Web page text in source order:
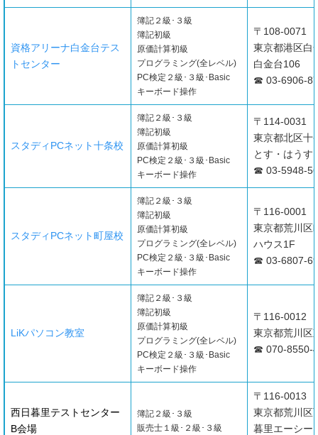
資格アリーナ白金台テス
トセンター
簿記２級･３級
簿記初級
原価計算初級
プログラミング(全レベル)
PC検定２級･３級･Basic
キーボード操作
〒108-0071
東京都港区
白金台106
☎ 03-6906-
スタディPCネット十条校
簿記２級･３級
簿記初級
原価計算初級
PC検定２級･３級･Basic
キーボード操作
〒114-0031
東京都北区
とす・はうす
☎ 03-5948-
スタディPCネット町屋校
簿記２級･３級
簿記初級
原価計算初級
プログラミング(全レベル)
PC検定２級･３級･Basic
キーボード操作
〒116-0001
東京都荒川
ハウス1F
☎ 03-6807-
LiKパソコン教室
簿記２級･３級
簿記初級
原価計算初級
プログラミング(全レベル)
PC検定２級･３級･Basic
キーボード操作
〒116-0012
東京都荒川区
☎ 070-8550-
西日暮里テストセンター
B会場
簿記２級･３級
販売士１級･２級･３級
〒116-0013
東京都荒川区
暮里エーシ